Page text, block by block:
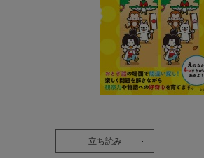
立ち読み